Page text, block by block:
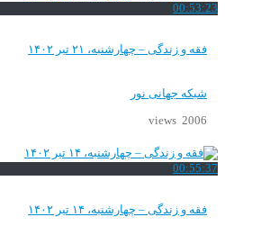
00:53:23
فقه و زندگی – چهارشنبه، ۲۱ تیر ۱۴۰۲
شبکه جهانی نور
2006 views
00:55:37
فقه و زندگی – چهارشنبه، ۱۴ تیر ۱۴۰۲